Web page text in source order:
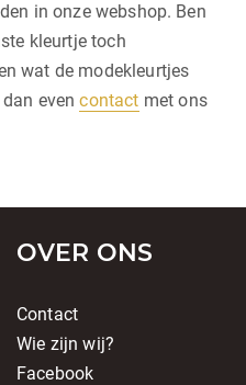
in onze webshop. Ben
kleurtje toch
wat de modekleurtjes
dan evencontact met ons
OVER ONS
Contact
Wie zijn wij?
Facebook